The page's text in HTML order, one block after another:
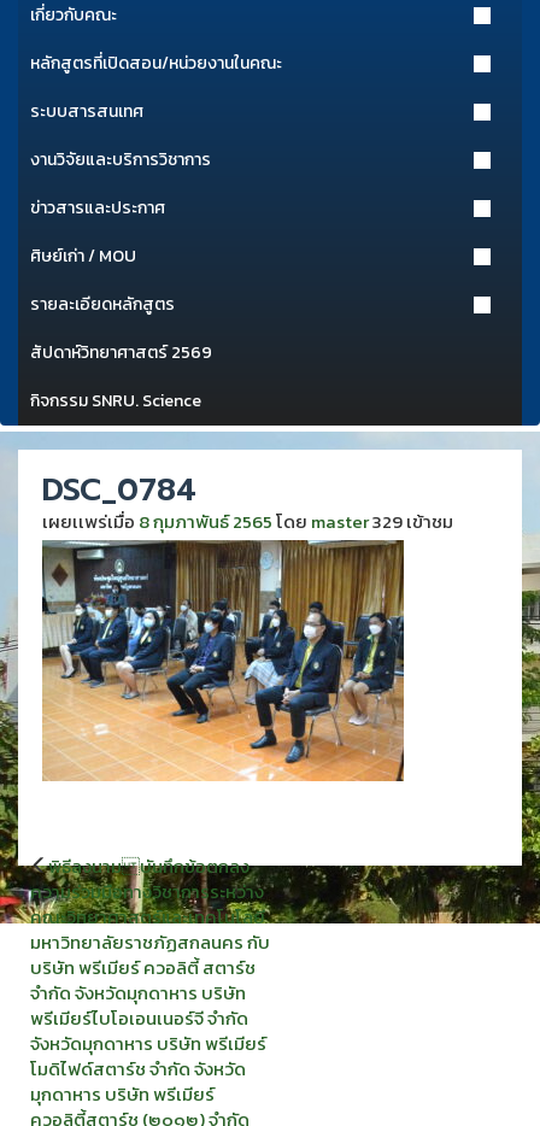
เกี่ยวกับคณะ
หลักสูตรที่เปิดสอน/หน่วยงานในคณะ
ระบบสารสนเทศ
งานวิจัยและบริการวิชาการ
ข่าวสารและประกาศ
ศิษย์เก่า / MOU
รายละเอียดหลักสูตร
สัปดาห์วิทยาศาสตร์ 2569
กิจกรรม SNRU. Science
DSC_0784
เผยเเพร่เมื่อ 8 กุมภาพันธ์ 2565โดย master329 เข้าชม
แนะแนว
เรื่อง
พิธีลงนาม บันทึกข้อตกลง
ความร่วมมือทางวิชาการระหว่าง
คณะวิทยาศาสตร์และเทคโนโลยี
มหาวิทยาลัยราชภัฏสกลนคร กับ
บริษัท พรีเมียร์ ควอลิตี้ สตาร์ช
จำกัด จังหวัดมุกดาหาร บริษัท
พรีเมียร์ไบโอเอนเนอร์จี จำกัด
จังหวัดมุกดาหาร บริษัท พรีเมียร์
โมดิไฟด์สตาร์ช จำกัด จังหวัด
มุกดาหาร บริษัท พรีเมียร์
ควอลิตี้สตาร์ช (๒๐๑๒) จำกัด